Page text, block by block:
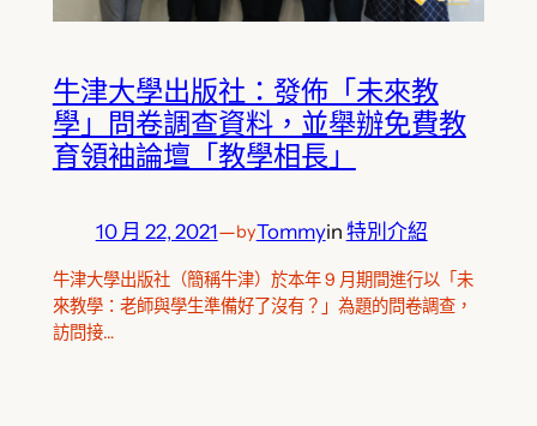
牛津大學出版社：發佈「未來教
學」問卷調查資料，並舉辦免費教
育領袖論壇「教學相長」
10 月 22, 2021—byTommyin 特別介紹
牛津大學出版社（簡稱牛津）於本年 9 月期間進行以「未
來教學：老師與學生準備好了沒有？」為題的問卷調查，
訪問接…